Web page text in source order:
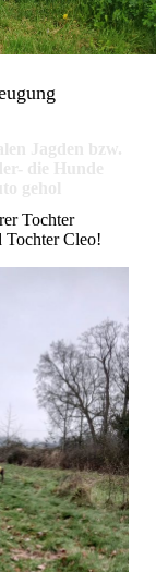
Tochter
Tochter Cleo!